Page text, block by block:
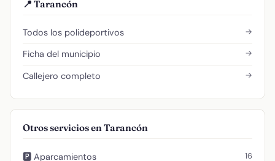
📍 Tarancón
Todos los polideportivos →
Ficha del municipio →
Callejero completo →
Otros servicios en Tarancón
🅿️ Aparcamientos 16